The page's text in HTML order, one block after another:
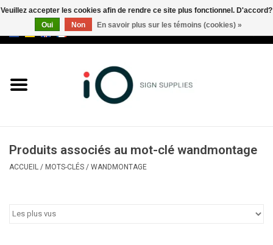
Marques
Appelez-nous au +32 3 353 67
Produits associés au mot-clé wandmontage
ACCUEIL / MOTS-CLÉS / WANDMONTAGE
Veuillez accepter les cookies afin de rendre ce site plus fonctionnel. D'accord?
Oui
Non En savoir plus sur les témoins (cookies) »